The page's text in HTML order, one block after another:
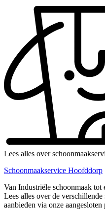
Lees alles over
Schoonmaakservice Hoofddorp
Van Industriële schoonmaak tot
Lees alles over de
aanbieden via onze